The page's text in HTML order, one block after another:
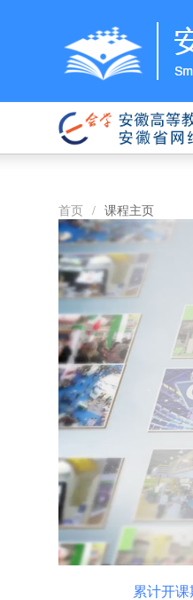
首页 / 课程主页
累计开课